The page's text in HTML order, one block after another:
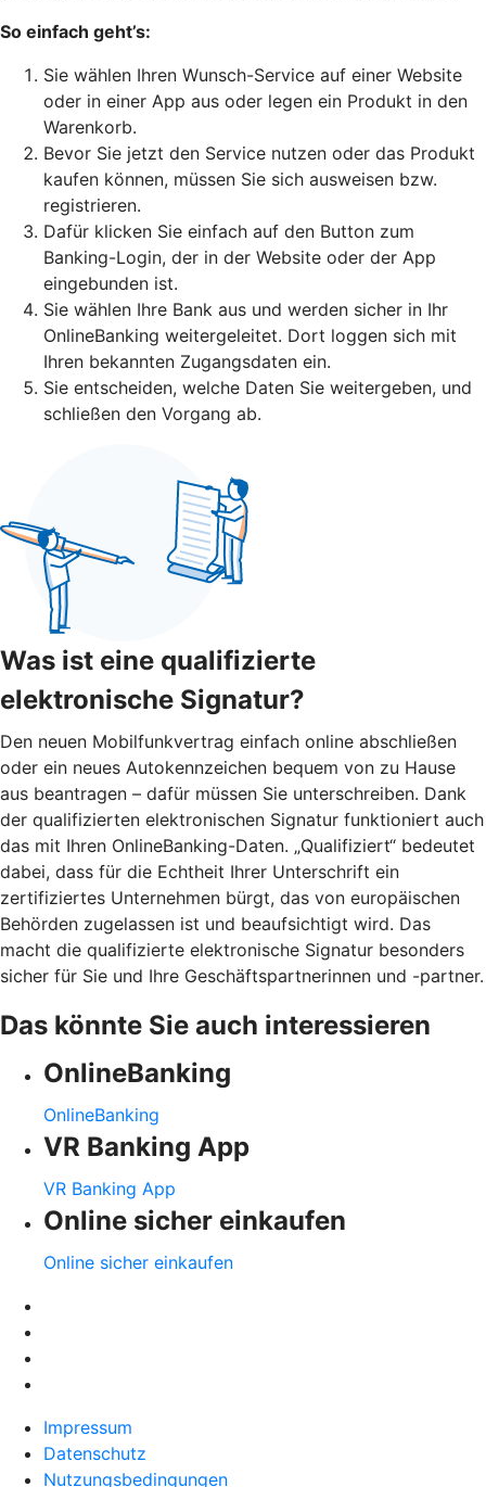
So einfach geht’s:
Sie wählen Ihren Wunsch-Service auf einer Website
oder in einer App aus oder legen ein Produkt in den
Warenkorb.
Bevor Sie jetzt den Service nutzen oder das Produkt
kaufen können, müssen Sie sich ausweisen bzw.
registrieren.
Dafür klicken Sie einfach auf den Button zum
Banking-Login, der in der Website oder der App
eingebunden ist.
Sie wählen Ihre Bank aus und werden sicher in Ihr
OnlineBanking weitergeleitet. Dort loggen sich mit
Ihren bekannten Zugangsdaten ein.
Sie entscheiden, welche Daten Sie weitergeben, und
schließen den Vorgang ab.
Was ist eine qualifizierte
elektronische Signatur?
Den neuen Mobilfunkvertrag einfach online abschließen
oder ein neues Autokennzeichen bequem von zu Hause
aus beantragen – dafür müssen Sie unterschreiben. Dank
der qualifizierten elektronischen Signatur funktioniert auch
das mit Ihren OnlineBanking-Daten. „Qualifiziert“ bedeutet
dabei, dass für die Echtheit Ihrer Unterschrift ein
zertifiziertes Unternehmen bürgt, das von europäischen
Behörden zugelassen ist und beaufsichtigt wird. Das
macht die qualifizierte elektronische Signatur besonders
sicher für Sie und Ihre Geschäftspartnerinnen und -partner.
Das könnte Sie auch interessieren
OnlineBanking
OnlineBanking
VR Banking App
VR Banking App
Online sicher einkaufen
Online sicher einkaufen
Impressum
Datenschutz
Nutzungsbedingungen